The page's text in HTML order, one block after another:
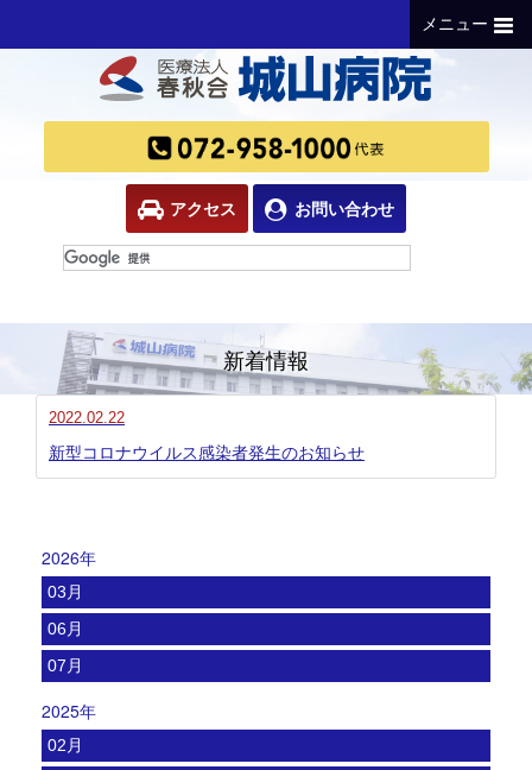
アクセス お問い合わせ
メニュー
新着情報
2022.02.22
新型コロナウイルス感染者発生のお知らせ
2026年
03月
06月
07月
2025年
02月